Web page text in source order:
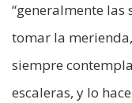
“generalmente las
tomar la
siempre
escaleras, y lo